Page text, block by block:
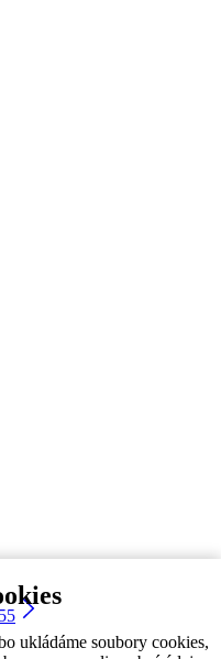
ukládáme soubory cookies,